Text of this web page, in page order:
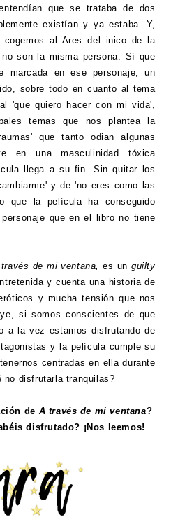
que se trataba de dos
existían y ya estaba. Y,
cogemos al Ares del inico de la
son la misma persona. Sí que
marcada en ese personaje, un
sobre todo en cuanto al tema
'que quiero hacer con mi vida',
temas que nos plantea la
que tanto odian algunas
en una masculinidad tóxica
llega a su fin. Sin quitar los
y de 'no eres como las
que la película ha conseguido
que en el libro no tiene
de mi ventana,es un guilty
y cuenta una historia de
y mucha tensión que nos
si somos conscientes de que
a la vez estamos disfrutando de
y la película cumple su
centradas en ella durante
no disfrutarla tranquilas?
de A través de mi ventana?
disfrutado? ¡Nos leemos!